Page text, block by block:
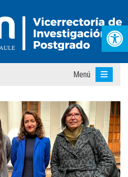
Menú